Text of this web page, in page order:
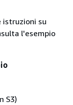
istruzioni su
l'esempio
S3)